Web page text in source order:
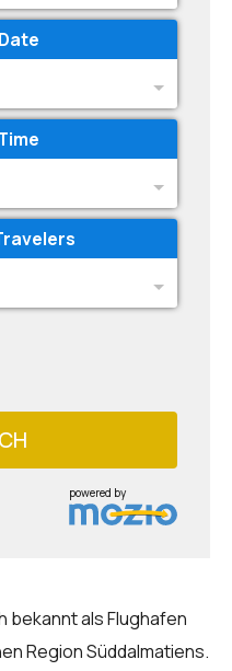
powered by
bekannt als Flughafen
Region Süddalmatiens.